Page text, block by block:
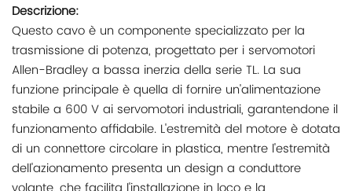
Descrizione:
Questo cavo è un componente specializzato per la
trasmissione di potenza, progettato per i servomotori
Allen-Bradley a bassa inerzia della serie TL. La sua
funzione principale è quella di fornire un'alimentazione
stabile a 600 V ai servomotori industriali, garantendone il
funzionamento affidabile. L'estremità del motore è dotata
di un connettore circolare in plastica, mentre l'estremità
dell'azionamento presenta un design a conduttore